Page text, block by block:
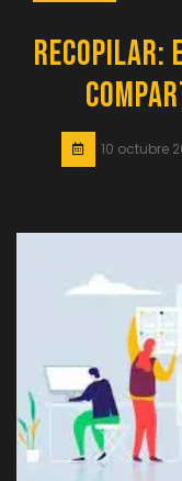
Recopilar:
10 octubre